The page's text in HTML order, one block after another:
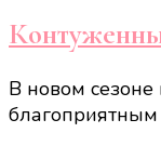
В новом